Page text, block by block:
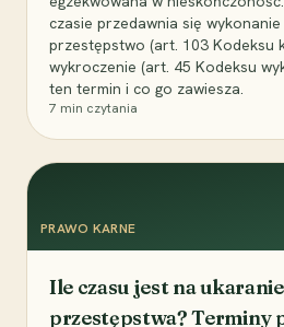
czasie przedawnia się
przestępstwo (art. 103 Kodeksu
wykroczenie (art. 45 Kodeksu
ten termin i co go zawiesza.
7 min czytania
PRAWO KARNE
Ile czasu jest na
przestępstwa? Terminy